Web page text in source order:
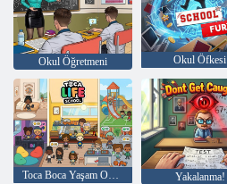
Okul Öğretmeni Okul Öfkesi
Toca Boca Yaşam Okulu Yakalanma!